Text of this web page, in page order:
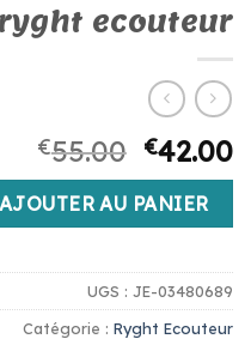
ryght ecouteur
€55.00 €42.00
ecouteur
AJOUTER AU PANIER
UGS : JE-03480689
Catégorie : Ryght Ecouteur